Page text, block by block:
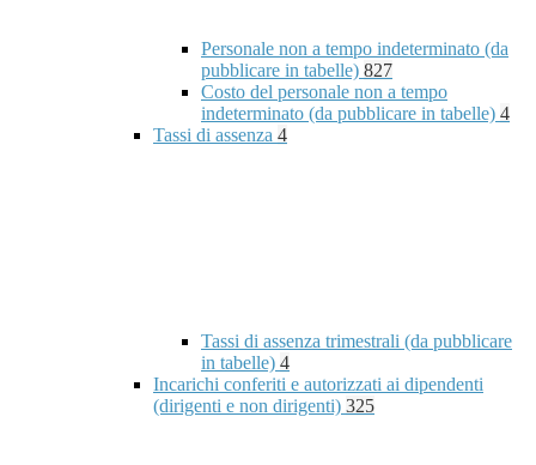
Personale non a tempo indeterminato (da
pubblicare in tabelle) 827
Costo del personale non a tempo
indeterminato (da pubblicare in tabelle) 4
Tassi di assenza 4
Tassi di assenza trimestrali (da pubblicare
in tabelle) 4
Incarichi conferiti e autorizzati ai dipendenti
(dirigenti e non dirigenti) 325